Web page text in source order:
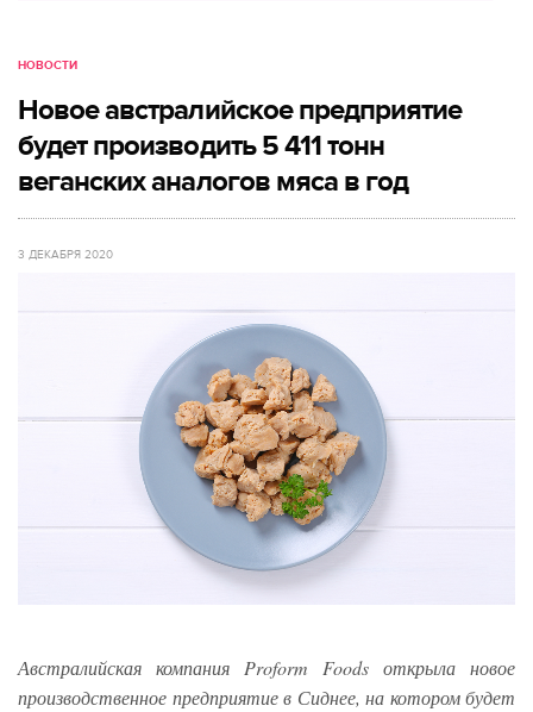
НОВОСТИ
Новое австралийское предприятие
будет производить 5 411 тонн
веганских аналогов мяса в год
3 ДЕКАБРЯ 2020
Австралийская компания Proform Foods открыла новое
производственное предприятие в Сиднее, на котором будет